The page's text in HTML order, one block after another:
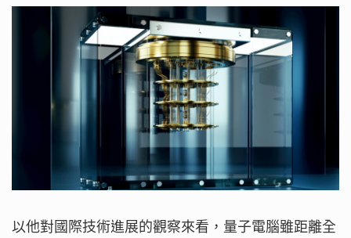
以他對國際技術進展的觀察來看，量子電腦雖距離全